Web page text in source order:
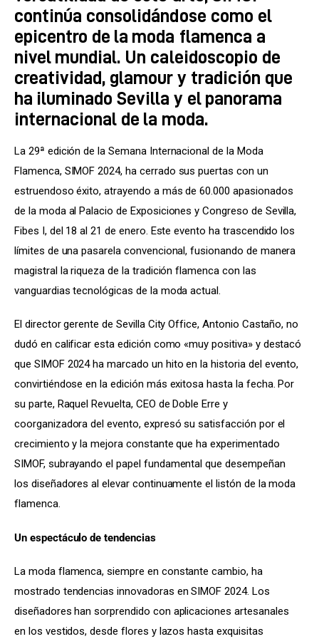
continúa consolidándose como el
epicentro de la moda flamenca a
nivel mundial. Un caleidoscopio de
creatividad, glamour y tradición que
ha iluminado Sevilla y el panorama
internacional de la moda.
La 29ª edición de la Semana Internacional de la Moda
Flamenca, SIMOF 2024, ha cerrado sus puertas con un
estruendoso éxito, atrayendo a más de 60.000 apasionados
de la moda al Palacio de Exposiciones y Congreso de Sevilla,
Fibes I, del 18 al 21 de enero. Este evento ha trascendido los
límites de una pasarela convencional, fusionando de manera
magistral la riqueza de la tradición flamenca con las
vanguardias tecnológicas de la moda actual.
El director gerente de Sevilla City Office, Antonio Castaño, no
dudó en calificar esta edición como «muy positiva» y destacó
que SIMOF 2024 ha marcado un hito en la historia del evento,
convirtiéndose en la edición más exitosa hasta la fecha. Por
su parte, Raquel Revuelta, CEO de Doble Erre y
coorganizadora del evento, expresó su satisfacción por el
crecimiento y la mejora constante que ha experimentado
SIMOF, subrayando el papel fundamental que desempeñan
los diseñadores al elevar continuamente el listón de la moda
flamenca.
Un espectáculo de tendencias
La moda flamenca, siempre en constante cambio, ha
mostrado tendencias innovadoras en SIMOF 2024. Los
diseñadores han sorprendido con aplicaciones artesanales
en los vestidos, desde flores y lazos hasta exquisitas